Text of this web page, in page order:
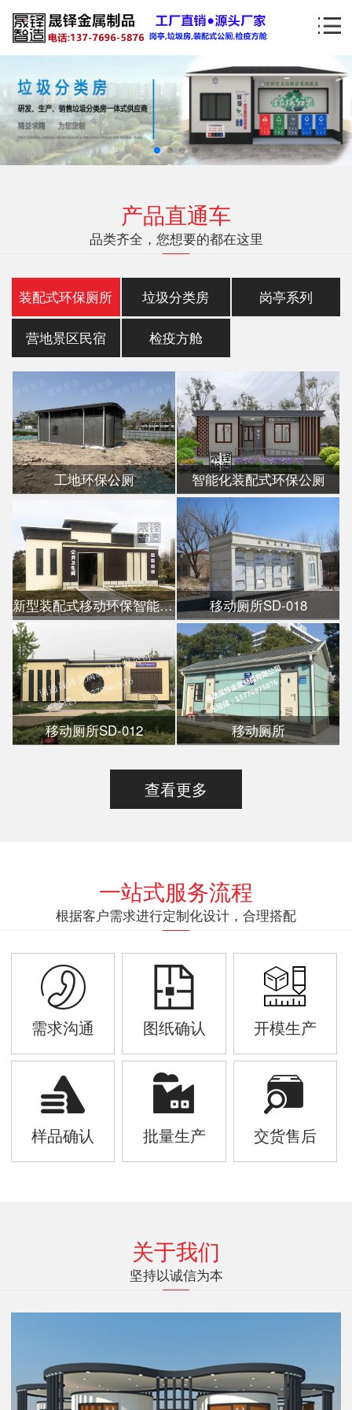
产品直通车
品类齐全，您想要的都在这里
装配式环保厕所 垃圾分类房 岗亭系列
营地景区民宿 检疫方舱
工地环保公厕 智能化装配式环保公厕
新型装配式移动环保智能公厕 移动厕所SD-018
移动厕所SD-012 移动厕所
查看更多
一站式服务流程
根据客户需求进行定制化设计，合理搭配
需求沟通 图纸确认 开模生产
样品确认 批量生产 交货售后
关于我们
坚持以诚信为本